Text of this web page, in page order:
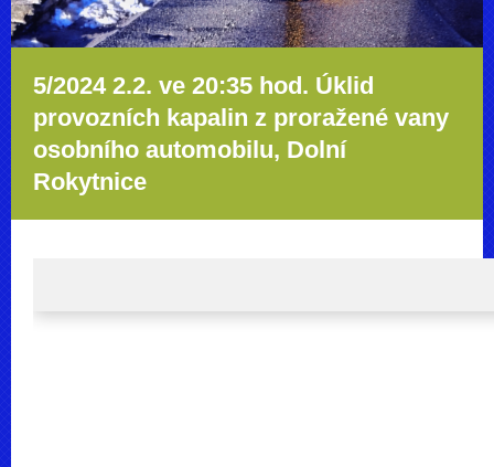
5/2024 2.2. ve 20:35 hod. Úklid
provozních kapalin z proražené vany
osobního automobilu, Dolní
Rokytnice